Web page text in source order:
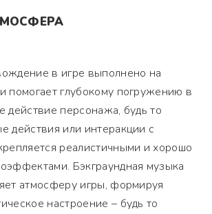
в игре выполнено на
помогает глубокому погружению в
действие персонажа, будь то
действия или интеракции с
реалистичными и хорошо
Бэкграундная музыка
атмосферу игры, формируя
настроение – будь то